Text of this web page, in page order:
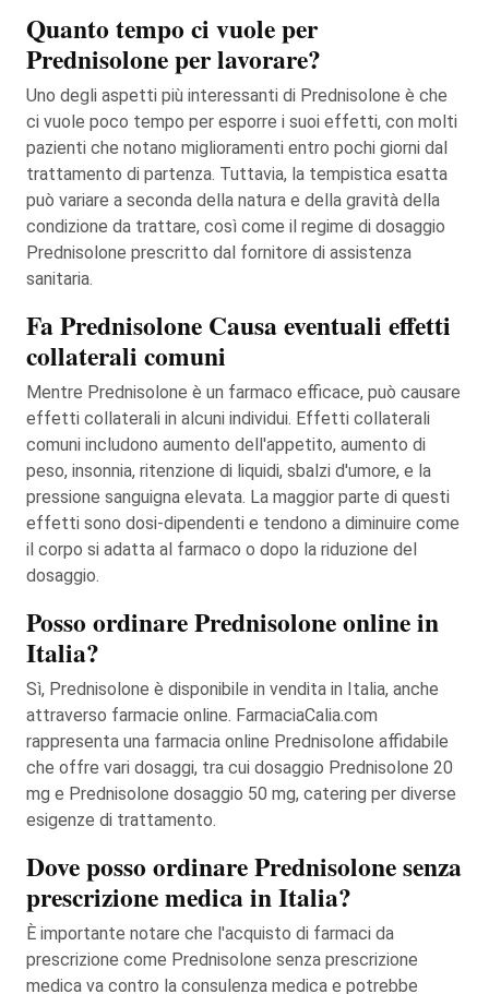
Quanto tempo ci vuole per
Prednisolone per lavorare?
Uno degli aspetti più interessanti di Prednisolone è che
ci vuole poco tempo per esporre i suoi effetti, con molti
pazienti che notano miglioramenti entro pochi giorni dal
trattamento di partenza. Tuttavia, la tempistica esatta
può variare a seconda della natura e della gravità della
condizione da trattare, così come il regime di dosaggio
Prednisolone prescritto dal fornitore di assistenza
sanitaria.
Fa Prednisolone Causa eventuali effetti
collaterali comuni
Mentre Prednisolone è un farmaco efficace, può causare
effetti collaterali in alcuni individui. Effetti collaterali
comuni includono aumento dell'appetito, aumento di
peso, insonnia, ritenzione di liquidi, sbalzi d'umore, e la
pressione sanguigna elevata. La maggior parte di questi
effetti sono dosi-dipendenti e tendono a diminuire come
il corpo si adatta al farmaco o dopo la riduzione del
dosaggio.
Posso ordinare Prednisolone online in
Italia?
Sì, Prednisolone è disponibile in vendita in Italia, anche
attraverso farmacie online. FarmaciaCalia.com
rappresenta una farmacia online Prednisolone affidabile
che offre vari dosaggi, tra cui dosaggio Prednisolone 20
mg e Prednisolone dosaggio 50 mg, catering per diverse
esigenze di trattamento.
Dove posso ordinare Prednisolone senza
prescrizione medica in Italia?
È importante notare che l'acquisto di farmaci da
prescrizione come Prednisolone senza prescrizione
medica va contro la consulenza medica e potrebbe